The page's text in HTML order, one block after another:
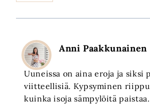
Anni Paakkunainen
Uuneissa on aina eroja ja siksi
viitteellisiä. Kypsyminen
kuinka isoja sämpylöitä paistaa.